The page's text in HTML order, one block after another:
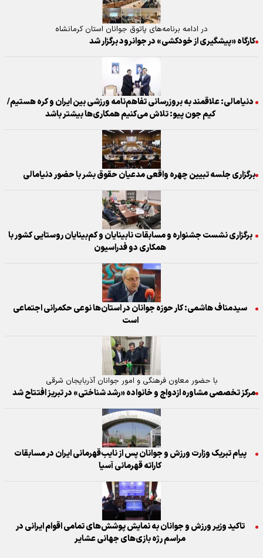
در ادامه برنامه‌های پاتوق جوانان استان کرمانشاه
کارگاه «پیشگیری از خودکشی» در جوانرود برگزار شد
دنیامالی: علاقمند به بروزرسانی تفاهم‌نامه ورزشی بین ایران و کره هستیم/
کیم جون پیو: تلاش می‌کنیم همکاری‌ها بیشتر باشد
برگزاری جلسه تبیین چهره واقعی مدعیان حقوق بشر با حضور دنیامالی
برگزاری نشست جشنواره و مسابقات نابینایان و کم‌بینایان روستایی کشور با
همکاری دو فدراسیون
سیدمناف هاشمی: کار حوزه جوانان در استان‌ها نوعی حکمرانی اجتماعی
است
با حضور معاون فرهنگی و امور جوانان آذربایجان شرقی
مرکز تخصصی مشاوره ازدواج و خانواده «رشد شناختی» در تبریز افتتاح شد
پیام تبریک وزارت ورزش و جوانان پس از نایب‌قهرمانی ایران در مسابقات
کاراته قهرمانی آسیا
تاکید وزیر ورزش و جوانان به نمایش پوشش‌های تمامی اقوام ایرانی در
مراسم رژه بازی‌های جهانی عشایر